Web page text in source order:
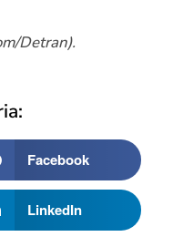
Detran).
Facebook
LinkedIn